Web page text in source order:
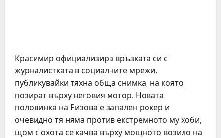
Красимир официализира връзката си с
журналистката в социалните мрежи,
публикувайки тяхна обща снимка, на която
позират върху неговия мотор. Новата
половинка на Ризова е запален рокер и
очевидно тя няма против екстремното му хоби,
щом с охота се качва върху мощното возило на